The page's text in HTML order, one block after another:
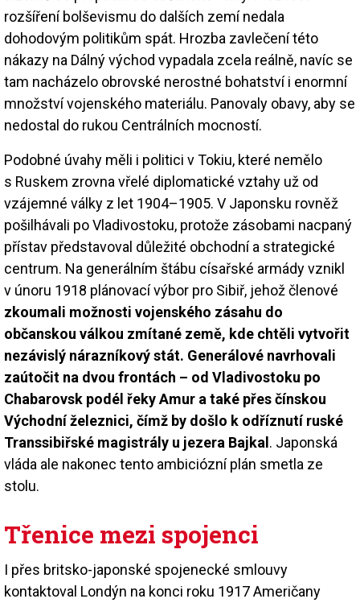
rozšíření bolševismu do dalších zemí nedala
dohodovým politikům spát. Hrozba zavlečení této
nákazy na Dálný východ vypadala zcela reálně, navíc se
tam nacházelo obrovské nerostné bohatství i enormní
množství vojenského materiálu. Panovaly obavy, aby se
nedostal do rukou Centrálních mocností.
Podobné úvahy měli i politici v Tokiu, které nemělo
s Ruskem zrovna vřelé diplomatické vztahy už od
vzájemné války z let 1904–1905. V Japonsku rovněž
pošilhávali po Vladivostoku, protože zásobami nacpaný
přístav představoval důležité obchodní a strategické
centrum. Na generálním štábu císařské armády vznikl
v únoru 1918 plánovací výbor pro Sibiř, jehož členové
zkoumali možnosti vojenského zásahu do
občanskou válkou zmítané země, kde chtěli vytvořit
nezávislý nárazníkový stát. Generálové navrhovali
zaútočit na dvou frontách – od Vladivostoku po
Chabarovsk podél řeky Amur a také přes čínskou
Východní železnici, čímž by došlo k odříznutí ruské
Transsibiřské magistrály u jezera Bajkal. Japonská
vláda ale nakonec tento ambiciózní plán smetla ze
stolu.
Třenice mezi spojenci
I přes britsko-japonské spojenecké smlouvy
kontaktoval Londýn na konci roku 1917 Američany